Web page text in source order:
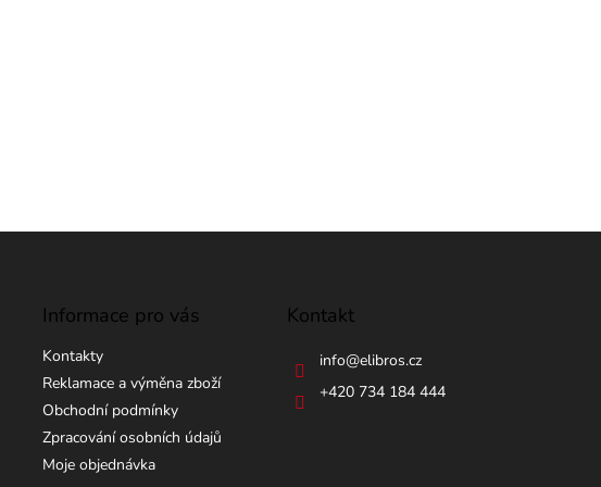
Informace pro vás
Kontakty
Reklamace a výměna zboží
Obchodní podmínky
Zpracování osobních údajů
Moje objednávka
Kontakt
info@elibros.cz
+420 734 184 444